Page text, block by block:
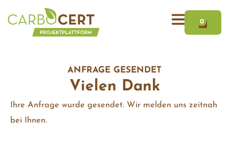
Inhalt
0
ANFRAGE GESENDET
Vielen Dank
Ihre Anfrage wurde gesendet. Wir melden uns zeitnah
bei Ihnen.